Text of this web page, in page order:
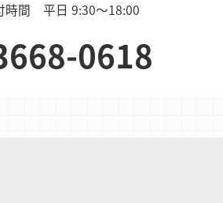
時間 平日 9:30〜18:00
0618